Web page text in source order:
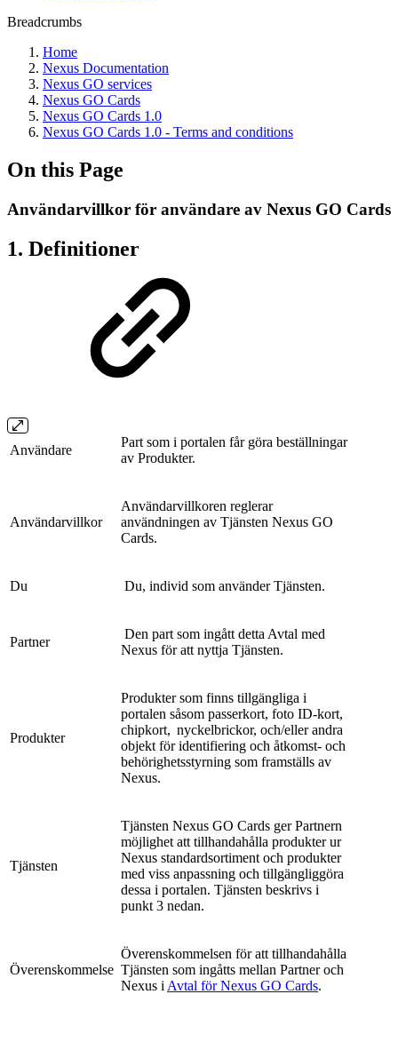
Breadcrumbs
Home
Nexus Documentation
Nexus GO services
Nexus GO Cards
Nexus GO Cards 1.0
Nexus GO Cards 1.0 - Terms and conditions
On this Page
Användarvillkor för användare av Nexus GO Cards
1. Definitioner
Användare
Part som i portalen får göra beställningar
av Produkter.
Användarvillkor
Användarvillkoren reglerar
användningen av Tjänsten Nexus GO
Cards.
Du Du, individ som använder Tjänsten.
Partner
Den part som ingått detta Avtal med
Nexus för att nyttja Tjänsten.
Produkter
Produkter som finns tillgängliga i
portalen såsom passerkort, foto ID-kort,
chipkort, nyckelbrickor, och/eller andra
objekt för identifiering och åtkomst- och
behörighetsstyrning som framställs av
Nexus.
Tjänsten
Tjänsten Nexus GO Cards ger Partnern
möjlighet att tillhandahålla produkter ur
Nexus standardsortiment och produkter
med viss anpassning och tillgängliggöra
dessa i portalen. Tjänsten beskrivs i
punkt 3 nedan.
Överenskommelse
Överenskommelsen för att tillhandahålla
Tjänsten som ingåtts mellan Partner och
Nexus i Avtal för Nexus GO Cards.